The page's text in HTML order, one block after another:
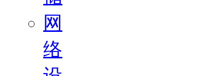
网
络